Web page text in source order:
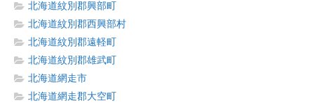
北海道紋別郡興部町
北海道紋別郡西興部村
北海道紋別郡遠軽町
北海道紋別郡雄武町
北海道網走市
北海道網走郡大空町